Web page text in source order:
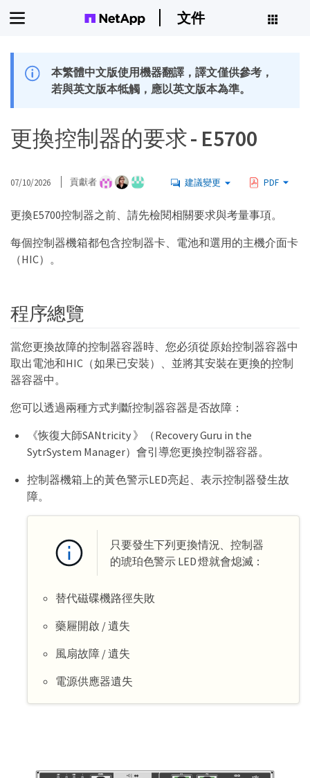
文件
本繁體中文版使用機器翻譯，譯文僅供參考，
若與英文版本牴觸，應以英文版本為準。
更換控制器的要求 - E5700
07/10/2026 貢獻者 建議變更 PDF
更換E5700控制器之前、請先檢閱相關要求與考量事項。
每個控制器機箱都包含控制器卡、電池和選用的主機介面卡
（HIC）。
程序總覽
當您更換故障的控制器容器時、您必須從原始控制器容器中
取出電池和HIC（如果已安裝）、並將其安裝在更換的控制
器容器中。
您可以透過兩種方式判斷控制器容器是否故障：
《恢復大師SANtricity 》（Recovery Guru in the
SytrSystem Manager）會引導您更換控制器容器。
控制器機箱上的黃色警示LED亮起、表示控制器發生故
障。
只要發生下列更換情況、控制器
的琥珀色警示 LED 燈就會熄滅：
替代磁碟機路徑失敗
藥屜開啟 / 遺失
風扇故障 / 遺失
電源供應器遺失